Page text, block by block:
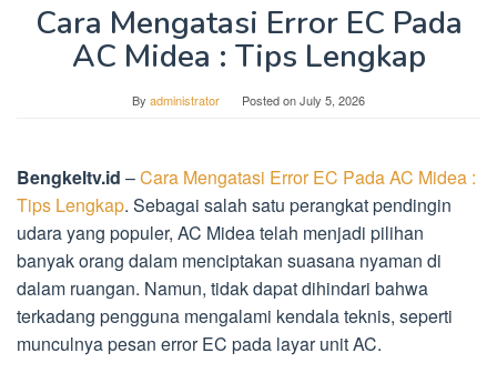
Cara Mengatasi Error EC Pada
AC Midea : Tips Lengkap
By administrator Posted onJuly 5, 2026
Bengkeltv.id –Cara Mengatasi Error EC Pada AC Midea :
Tips Lengkap. Sebagai salah satu perangkat pendingin
udara yang populer, AC Midea telah menjadi pilihan
banyak orang dalam menciptakan suasana nyaman di
dalam ruangan. Namun, tidak dapat dihindari bahwa
terkadang pengguna mengalami kendala teknis, seperti
munculnya pesan error EC pada layar unit AC.